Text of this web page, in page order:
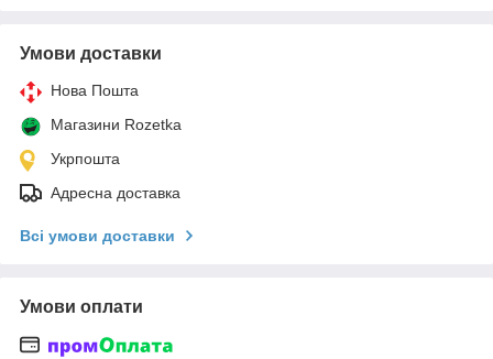
Умови доставки
Нова Пошта
Магазини Rozetka
Укрпошта
Адресна доставка
Всі умови доставки
Умови оплати